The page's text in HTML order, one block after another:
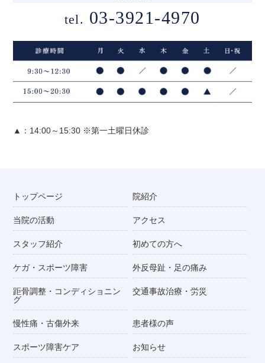
tel. 03-3921-4970
▲：14:00～15:30 ※第一土曜日休診
トップページ 院紹介
当院の活動 アクセス
スタッフ紹介 初めての方へ
ケガ・スポーツ障害 外反母趾・足の痛み
距骨調整・コンディショニン
グ
交通事故治療・労災
慢性痛・古傷外来 患者様の声
スポーツ障害ケア お知らせ